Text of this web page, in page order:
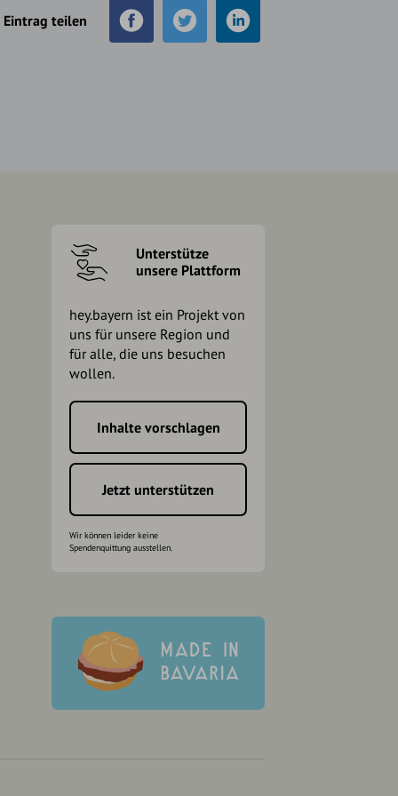
Eintrag teilen
Unterstütze
unsere Plattform
hey.bayern ist ein Projekt von
uns für unsere Region und
für alle, die uns besuchen
wollen.
Inhalte vorschlagen
Jetzt unterstützen
Wir können leider keine
Spendenquittung ausstellen.